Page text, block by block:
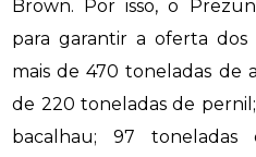
Brown. Por isso, o
para garantir a oferta dos
mais de 470 toneladas de
de 220 toneladas de
bacalhau; 97